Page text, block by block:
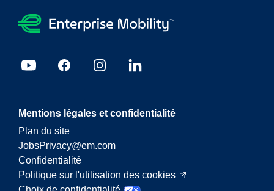
Mentions légales et confidentialité
Plan du site
JobsPrivacy@em.com
Confidentialité
Politique sur l'utilisation des cookies